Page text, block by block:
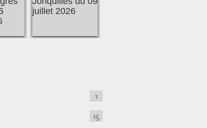
1
15